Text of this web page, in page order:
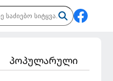
პოპულარული